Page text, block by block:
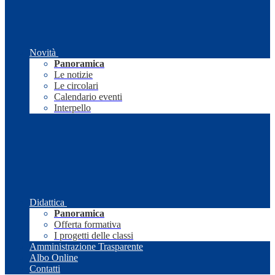
Novità
Panoramica
Le notizie
Le circolari
Calendario eventi
Interpello
Didattica
Panoramica
Offerta formativa
I progetti delle classi
Amministrazione Trasparente
Albo Online
Contatti